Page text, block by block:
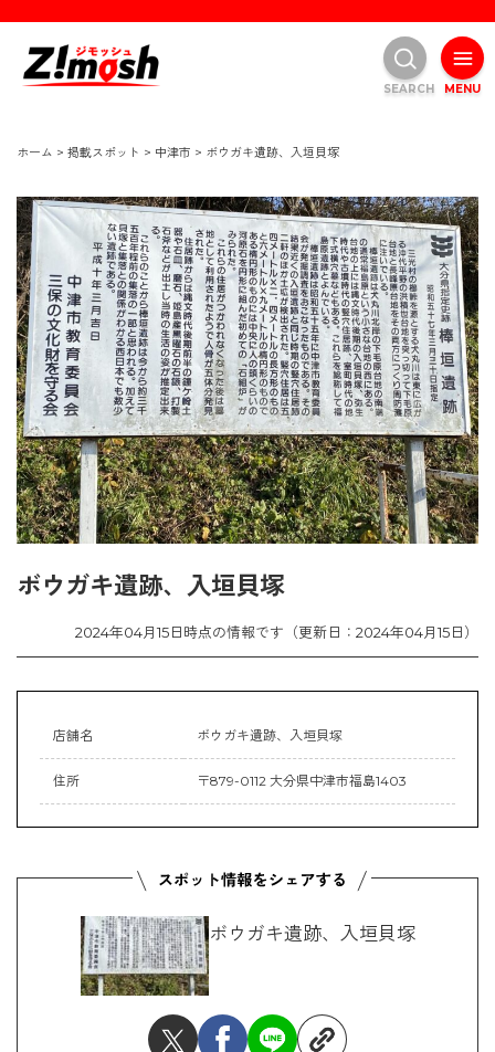
ホーム > 掲載スポット > 中津市 > ボウガキ遺跡、入垣貝塚
ボウガキ遺跡、入垣貝塚
2024年04月15日時点の情報です（更新日：2024年04月15日）
店舗名 ボウガキ遺跡、入垣貝塚
住所 〒879-0112 大分県中津市福島1403
ボウガキ遺跡、入垣貝塚
MENU
SEARCH